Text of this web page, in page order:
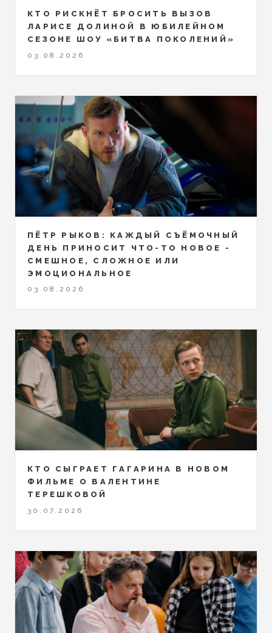
КТО РИСКНЁТ БРОСИТЬ ВЫЗОВ
ЛАРИСЕ ДОЛИНОЙ В ЮБИЛЕЙНОМ
СЕЗОНЕ ШОУ «БИТВА ПОКОЛЕНИЙ»
03.08.2026
ПЁТР РЫКОВ: КАЖДЫЙ СЪЁМОЧНЫЙ
ДЕНЬ ПРИНОСИТ ЧТО-ТО НОВОЕ -
СМЕШНОЕ, СЛОЖНОЕ ИЛИ
ЭМОЦИОНАЛЬНОЕ
03.08.2026
КТО СЫГРАЕТ ГАГАРИНА В НОВОМ
ФИЛЬМЕ О ВАЛЕНТИНЕ
ТЕРЕШКОВОЙ
30.07.2026